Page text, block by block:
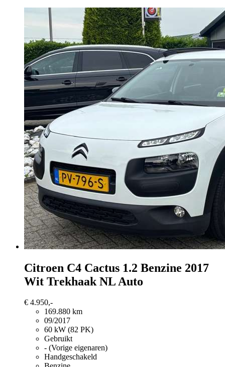
Citroen C4 Cactus 1.2 Benzine 2017
Wit Trekhaak NL Auto
€ 4.950,-
169.880 km
09/2017
60 kW (82 PK)
Gebruikt
- (Vorige eigenaren)
Handgeschakeld